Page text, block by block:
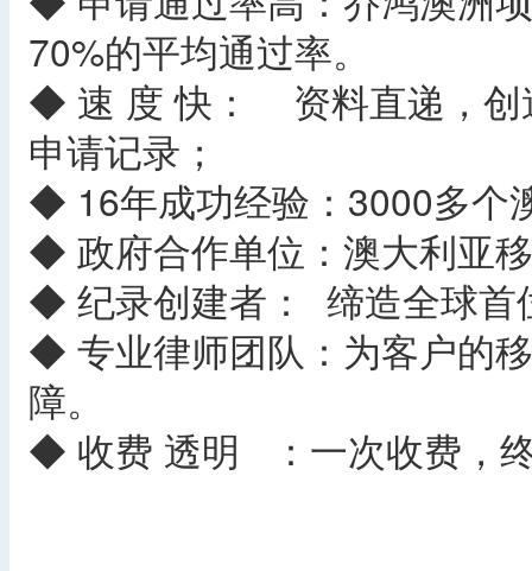
70%的平均通过率。
◆ 速 度 快： 资料直递，创
申请记录；
◆ 16年成功经验：3000多个
◆ 政府合作单位：澳大利亚
◆ 纪录创建者： 缔造全球首
◆ 专业律师团队：为客户的
障。
◆ 收费 透明 ：一次收费，